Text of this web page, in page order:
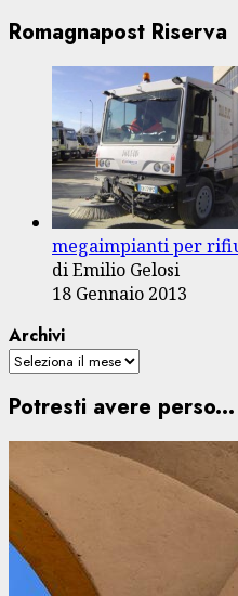
Romagnapost Riserva
megaimpianti per
di Emilio Gelosi
18 Gennaio 2013
Archivi
Potresti avere perso...